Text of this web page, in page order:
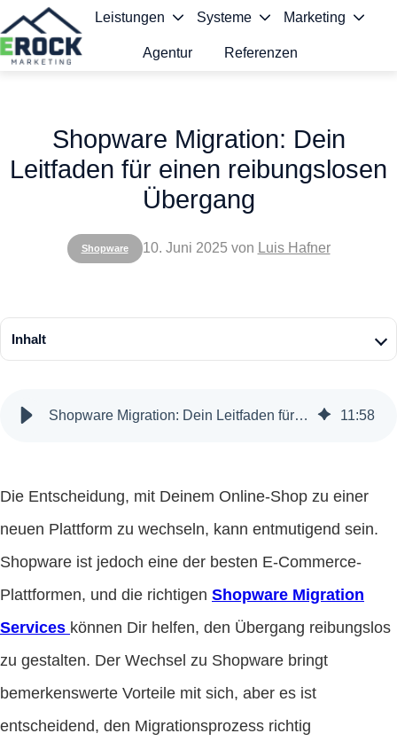
Leistungen Systeme Marketing
Agentur Referenzen
Shopware
Shopware Migration: Dein
Leitfaden für einen reibungslosen
Übergang
10. Juni 2025 von Luis Hafner
Inhalt
Shopware Migration: Dein Leitfaden für einen reibungslosen Übergang 11:58
Die Entscheidung, mit Deinem Online-Shop zu einer
neuen Plattform zu wechseln, kann entmutigend sein.
Shopware ist jedoch eine der besten E-Commerce-
Plattformen, und die richtigen Shopware Migration
Services können Dir helfen, den Übergang reibungslos
zu gestalten. Der Wechsel zu Shopware bringt
bemerkenswerte Vorteile mit sich, aber es ist
entscheidend, den Migrationsprozess richtig